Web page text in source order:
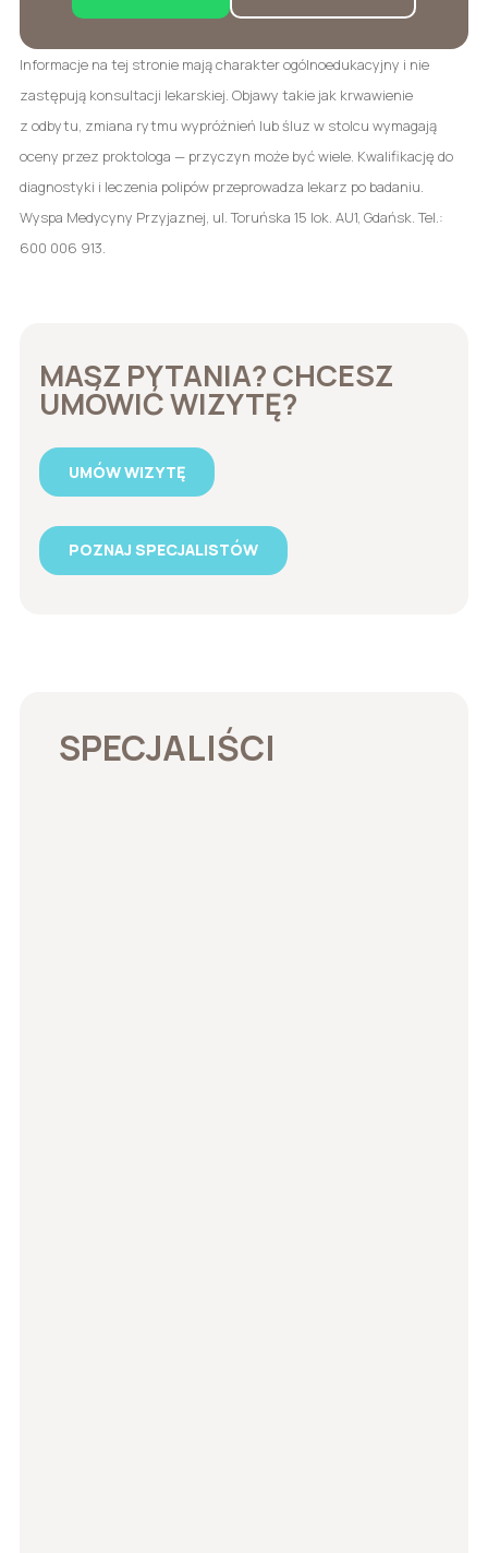
Informacje na tej stronie mają charakter ogólnoedukacyjny i nie
zastępują konsultacji lekarskiej. Objawy takie jak krwawienie
z odbytu, zmiana rytmu wypróżnień lub śluz w stolcu wymagają
oceny przez proktologa — przyczyn może być wiele. Kwalifikację do
diagnostyki i leczenia polipów przeprowadza lekarz po badaniu.
Wyspa Medycyny Przyjaznej, ul. Toruńska 15 lok. AU1, Gdańsk. Tel.:
600 006 913.
MASZ PYTANIA? CHCESZ
UMÓWIĆ WIZYTĘ?
UMÓW WIZYTĘ
POZNAJ SPECJALISTÓW
SPECJALIŚCI